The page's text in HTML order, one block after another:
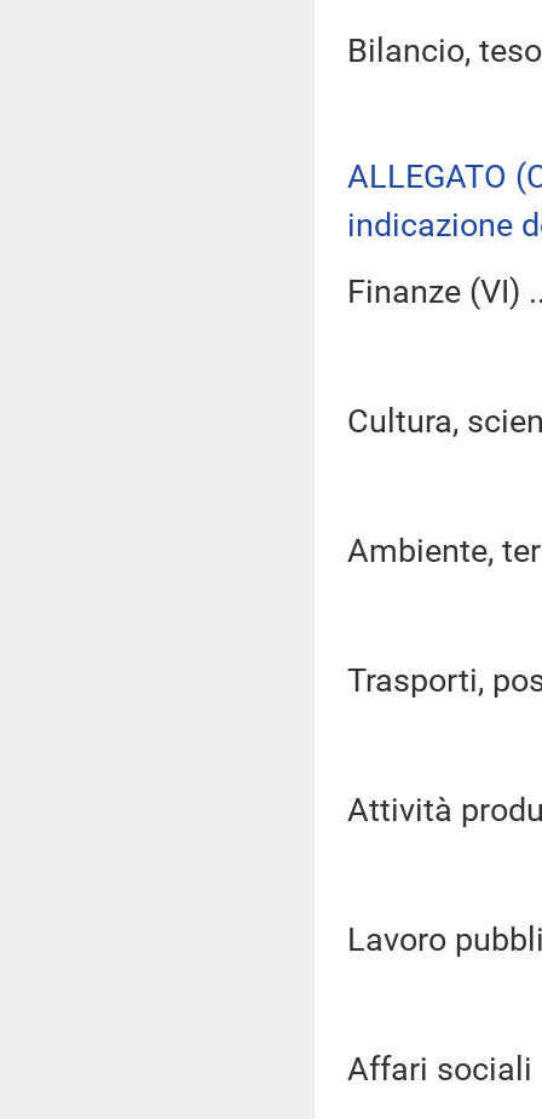
Bilancio,
ALLEGATO
indicazione
Finanze (VI)
Cultura,
Ambiente,
Trasporti,
Attività
Lavoro
Affari sociali